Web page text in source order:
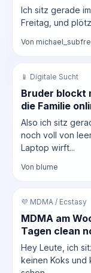
Ich sitz gerade
Freitag, und
Von
📱 Digitale Sucht
Bruder blockt
die Familie
Also ich sitz
noch voll von
Laptop wirft...
Von blume
💜 MDMA / Ecstasy
MDMA am
Tagen clean
Hey Leute, ich
keinen Koks und